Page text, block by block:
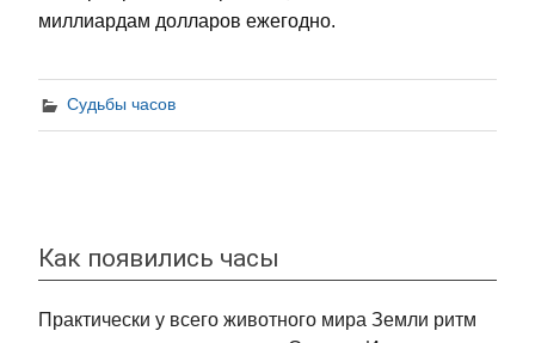
миллиардам долларов ежегодно.
Судьбы часов
Как появились часы
Практически у всего животного мира Земли ритм